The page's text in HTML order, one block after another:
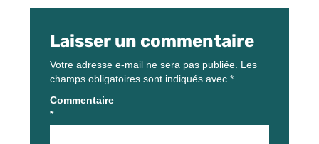
Laisser un commentaire
Votre adresse e-mail ne sera pas publiée. Les
champs obligatoires sont indiqués avec *
Commentaire
*